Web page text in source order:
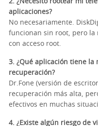
aplicaciones?
No necesariamente.
funcionan sin root, pero la
con acceso root.
3. ¿Qué aplicación tiene la
recuperación?
Dr.Fone (versión de
recuperación más alta,
efectivos en muchas
4. ¿Existe algún riesgo de